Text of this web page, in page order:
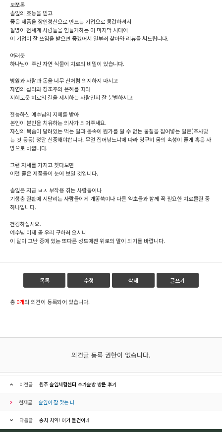
모쪼록
솔잎의 효능을 믿고
좋은 제품을 장인정신으로 만드는 기업으로 롱런하셔서
질병이 전세계 사람들을 힘들게하는 이 마지막 시대에
이 기업이 잘 쓰임을 받으면 좋겠어서 일부러 찾아와 리뷰를 써드립니다.
여러분
하나님이 주신 자연 식물에 치료의 비밀이 있습니다.
병원과 사람과 돈을 너무 신처럼 의지하지 마시고
자연의 섭리와 창조주의 은혜를 따라
지혜로운 치료의 길을 제시하는 사람인지 잘 분별하시고
전능하신 예수님의 지혜를 받아
본인이 본인을 치유하는 의사가 되어주세요.
자신의 목숨이 달려있는 먹는 일과 몸속에 뭔가를 알 수 없는 물질을 집어넣는 일은(주사맞
는 것 등등) 정말 신중해야합니다. 무얼 집어넣느냐에 따라 영구히 몸의 속성이 좋게 혹은 사
망으로 바뀝니다.
그런 자세를 가지고 찾다보면
이런 좋은 제품들이 눈에 보일 것입니다.
솔잎은 지금 ㅂㅅ 부작용 겪는 사람들이나
기생충 질환에 시달리는 사람들에게 개똥쑥이나 다른 약초들과 함께 꼭 필요한 치료물질 중
하나입니다.
건강하십시요.
예수님 이제 곧 우리 구하러 오시니
이 말이 고난 중에 있는 또다른 성도에겐 위로의 말이 되기를 바랍니다.
목록 수정 삭제 글쓰기
총 0개의 의견이 등록되어 있습니다.
의견글 등록 권한이 없습니다.
이전글 원주 솔잎체험센터 수가솔방 방문 후기
현재글 솔잎이 잘 맞는 나
다음글 송치 치약! 이거 물건이네